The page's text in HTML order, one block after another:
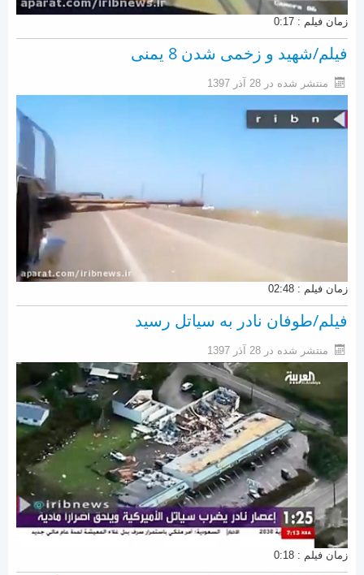
زمان فیلم : 0:17
فیلم/شهید و زخمی شدن 8 یمنی
منتشر شده در 28 آذر 1397
زمان فیلم : 02:48
فیلم/طوفان نادر به سیاتل رسید
منتشر شده در 28 آذر 1397
زمان فیلم : 0:18